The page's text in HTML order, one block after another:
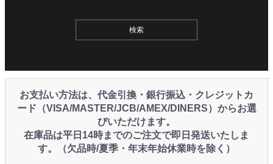
お支払い方法は、代金引換・銀行振込・クレジットカ
ード（VISA/MASTER/JCB/AMEX/DINERS）からお選
びいただけます。
在庫品は平日14時までのご注文で即日発送いたしま
す。（欠品時/夏季・年末年始休業時を除く）